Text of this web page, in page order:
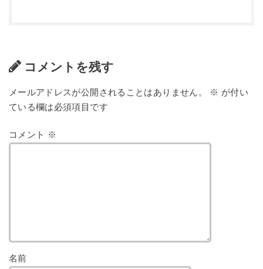
コメントを残す
メールアドレスが公開されることはありません。 ※ が付い
ている欄は必須項目です
コメント ※
名前